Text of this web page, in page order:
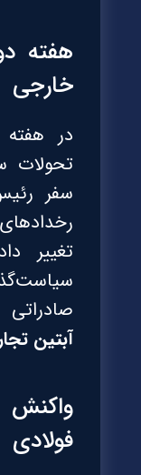
هفته
خارجی
تحولات
سفر
تغییر
آبتین
فولادی